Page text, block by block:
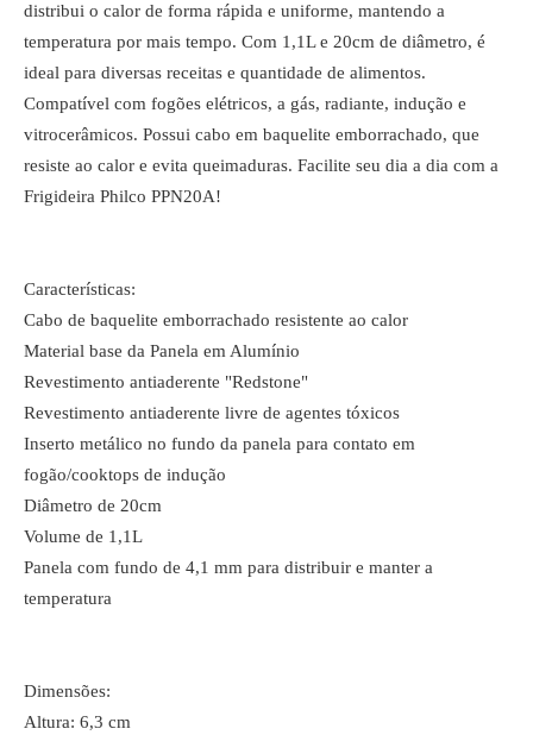
distribui o calor de forma rápida e uniforme, mantendo a
temperatura por mais tempo. Com 1,1L e 20cm de diâmetro, é
ideal para diversas receitas e quantidade de alimentos.
Compatível com fogões elétricos, a gás, radiante, indução e
vitrocerâmicos. Possui cabo em baquelite emborrachado, que
resiste ao calor e evita queimaduras. Facilite seu dia a dia com a
Frigideira Philco PPN20A!
Características:
Cabo de baquelite emborrachado resistente ao calor
Material base da Panela em Alumínio
Revestimento antiaderente "Redstone"
Revestimento antiaderente livre de agentes tóxicos
Inserto metálico no fundo da panela para contato em
fogão/cooktops de indução
Diâmetro de 20cm
Volume de 1,1L
Panela com fundo de 4,1 mm para distribuir e manter a
temperatura
Dimensões:
Altura: 6,3 cm